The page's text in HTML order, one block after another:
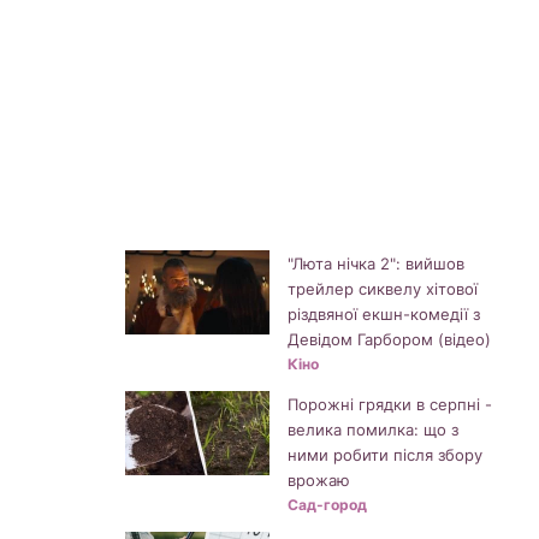
"Люта нічка 2": вийшов
трейлер сиквелу хітової
різдвяної екшн-комедії з
Девідом Гарбором (відео)
Кіно
Порожні грядки в серпні -
велика помилка: що з
ними робити після збору
врожаю
Сад-город